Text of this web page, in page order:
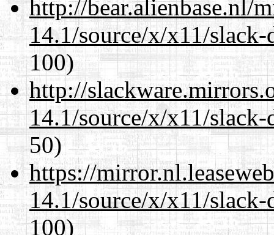
http://bear.alienbase.nl/
14.1/source/x/x11/
100)
http://
14.1/source/x/x11/
50)
https://
14.1/source/x/x11/
100)